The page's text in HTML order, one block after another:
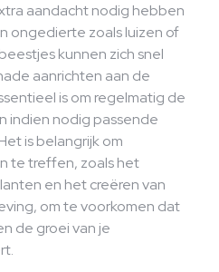
aandacht nodig hebben
ongedierte zoals luizen of
kunnen zich snel
aanrichten aan de
is om regelmatig de
indien nodig passende
is belangrijk om
te treffen, zoals het
en het creëren van
om te voorkomen dat
de groei van je